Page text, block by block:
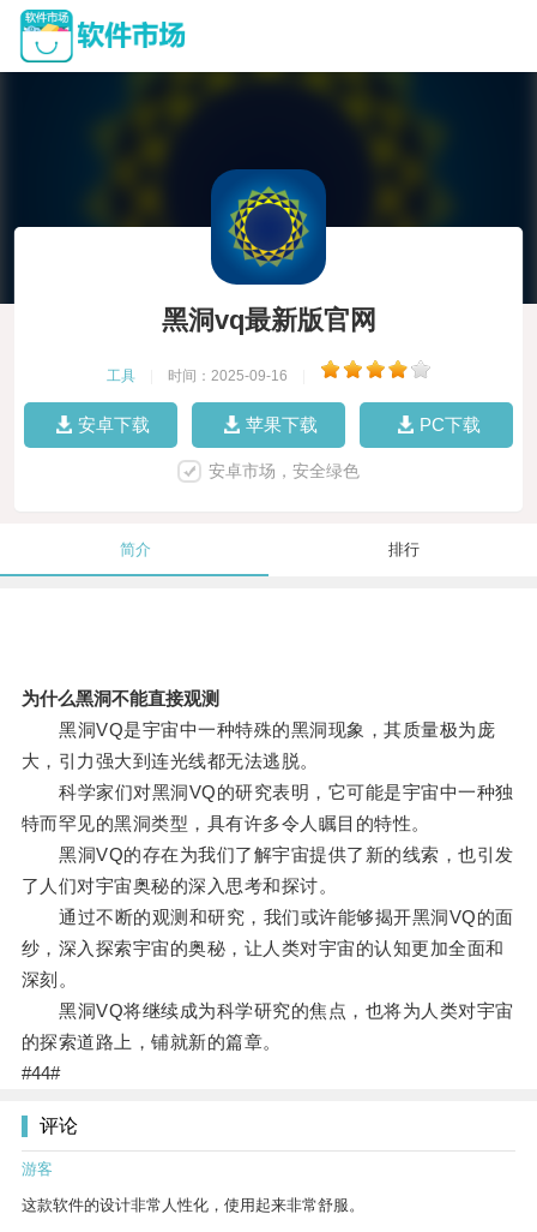
黑洞vq最新版官网
工具 时间：2025-09-16
安卓下载 苹果下载 PC下载
安卓市场，安全绿色
简介 排行
为什么黑洞不能直接观测
黑洞VQ是宇宙中一种特殊的黑洞现象，其质量极为庞
大，引力强大到连光线都无法逃脱。
科学家们对黑洞VQ的研究表明，它可能是宇宙中一种独
特而罕见的黑洞类型，具有许多令人瞩目的特性。
黑洞VQ的存在为我们了解宇宙提供了新的线索，也引发
了人们对宇宙奥秘的深入思考和探讨。
通过不断的观测和研究，我们或许能够揭开黑洞VQ的面
纱，深入探索宇宙的奥秘，让人类对宇宙的认知更加全面和
深刻。
黑洞VQ将继续成为科学研究的焦点，也将为人类对宇宙
的探索道路上，铺就新的篇章。
#44#
评论
游客
这款软件的设计非常人性化，使用起来非常舒服。